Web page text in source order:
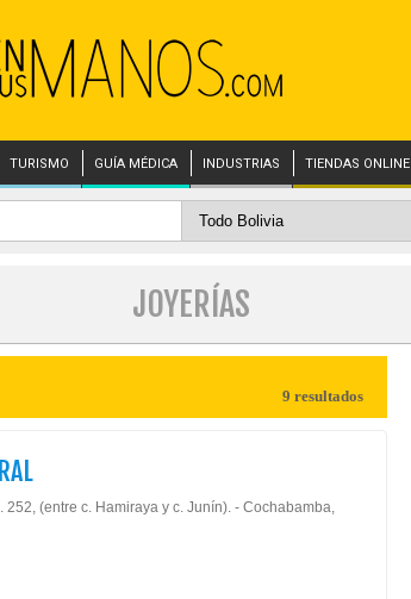
TURISMO GUÍA MÉDICA INDUSTRIAS TIENDAS ONLINE
JOYERÍAS
9 resultados
252, (entre c. Hamiraya y c. Junín). - Cochabamba,